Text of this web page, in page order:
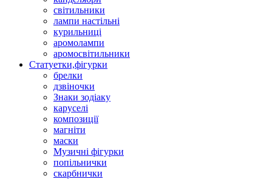
світильники
лампи настільні
курильниці
аромолампи
аромосвітильники
Статуетки,фігурки
брелки
дзвіночки
Знаки зодіаку
каруселі
композиції
магніти
маски
Музичні фігурки
попільнички
скарбнички